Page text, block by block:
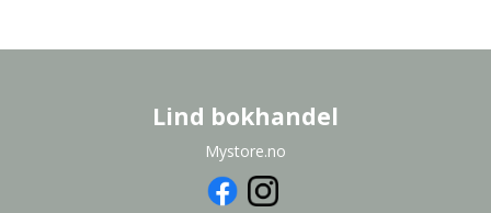
Lind bokhandel
Mystore.no